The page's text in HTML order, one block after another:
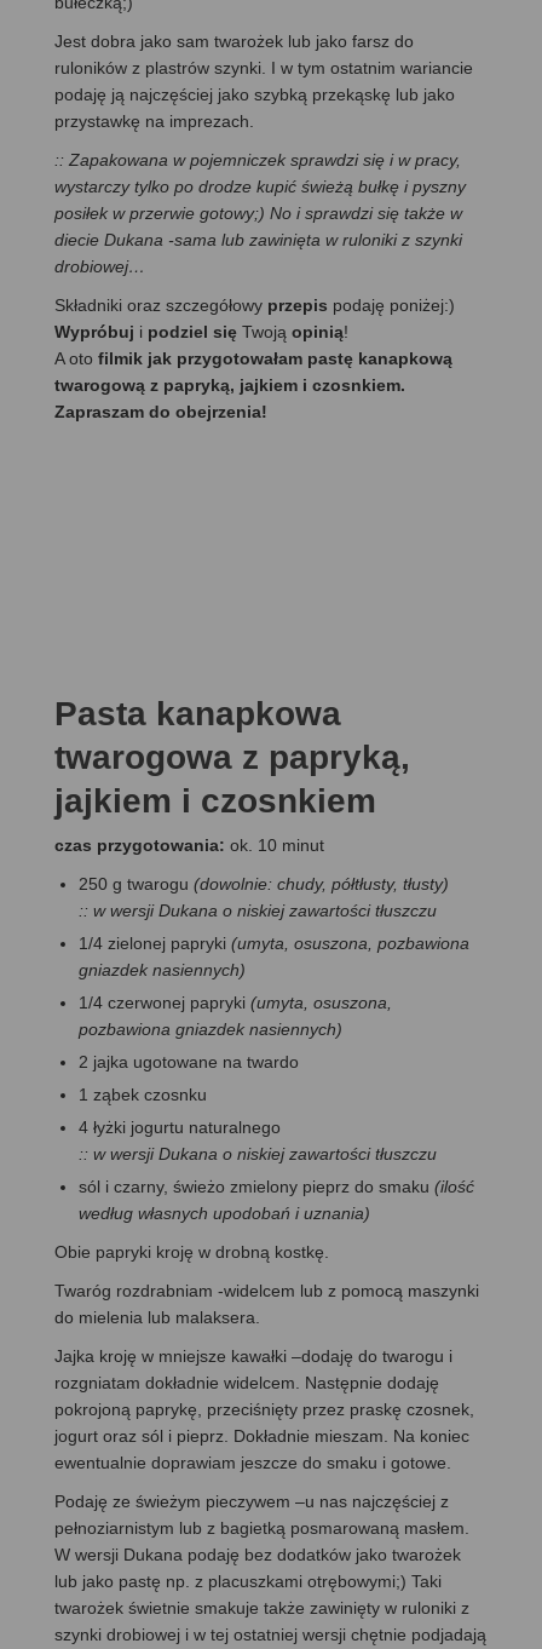
Jest dobra jako sam twarożek lub jako farsz do
ruloników z plastrów szynki. I w tym ostatnim wariancie
podaję ją najczęściej jako szybką przekąskę lub jako
przystawkę na imprezach.
:: Zapakowana w pojemniczek sprawdzi się i w pracy,
wystarczy tylko po drodze kupić świeżą bułkę i pyszny
posiłek w przerwie gotowy;) No i sprawdzi się także w
diecie Dukana -sama lub zawinięta w ruloniki z szynki
drobiowej…
Składniki oraz szczegółowy przepis podaję poniżej:)
Wypróbuj i podziel się Twoją opinią!
A oto filmik jak przygotowałam pastę kanapkową
twarogową z papryką, jajkiem i czosnkiem.
Zapraszam do obejrzenia!
Pasta kanapkowa
twarogowa z papryką,
jajkiem i czosnkiem
czas przygotowania: ok. 10 minut
250 g twarogu (dowolnie: chudy, półtłusty, tłusty)
:: w wersji Dukana o niskiej zawartości tłuszczu
1/4 zielonej papryki (umyta, osuszona, pozbawiona
gniazdek nasiennych)
1/4 czerwonej papryki (umyta, osuszona,
pozbawiona gniazdek nasiennych)
2 jajka ugotowane na twardo
1 ząbek czosnku
4 łyżki jogurtu naturalnego
:: w wersji Dukana o niskiej zawartości tłuszczu
sól i czarny, świeżo zmielony pieprz do smaku (ilość
według własnych upodobań i uznania)
Obie papryki kroję w drobną kostkę.
Twaróg rozdrabniam -widelcem lub z pomocą maszynki
do mielenia lub malaksera.
Jajka kroję w mniejsze kawałki –dodaję do twarogu i
rozgniatam dokładnie widelcem. Następnie dodaję
pokrojoną paprykę, przeciśnięty przez praskę czosnek,
jogurt oraz sól i pieprz. Dokładnie mieszam. Na koniec
ewentualnie doprawiam jeszcze do smaku i gotowe.
Podaję ze świeżym pieczywem –u nas najczęściej z
pełnoziarnistym lub z bagietką posmarowaną masłem.
W wersji Dukana podaję bez dodatków jako twarożek
lub jako pastę np. z placuszkami otrębowymi;) Taki
twarożek świetnie smakuje także zawinięty w ruloniki z
szynki drobiowej i w tej ostatniej wersji chętnie podjadają